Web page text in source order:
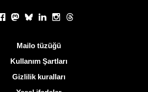
Facebook
Mastodon
BlueskyLinkedInInstagram
Threads
Mailo tüzüğü
Kullanım Şartları
Gizlilik kuralları